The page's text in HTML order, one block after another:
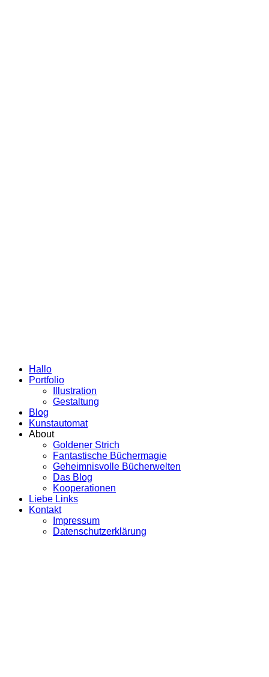
Hallo
Portfolio
Illustration
Gestaltung
Blog
Kunstautomat
About
Goldener Strich
Fantastische Büchermagie
Geheimnisvolle Bücherwelten
Das Blog
Kooperationen
Liebe Links
Kontakt
Impressum
Datenschutzerklärung